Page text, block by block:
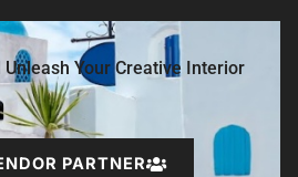
Unleash Your Creative Interior
PARTNER